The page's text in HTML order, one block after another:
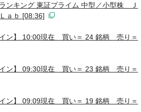
ンキング 東証プライム 中型／小型株 Ｊ
ａｂ [08:36]
イン】 10:00現在 買い＝ 24 銘柄 売り＝
イン】 09:30現在 買い＝ 23 銘柄 売り＝
イン】 09:09現在 買い＝ 19 銘柄 売り＝